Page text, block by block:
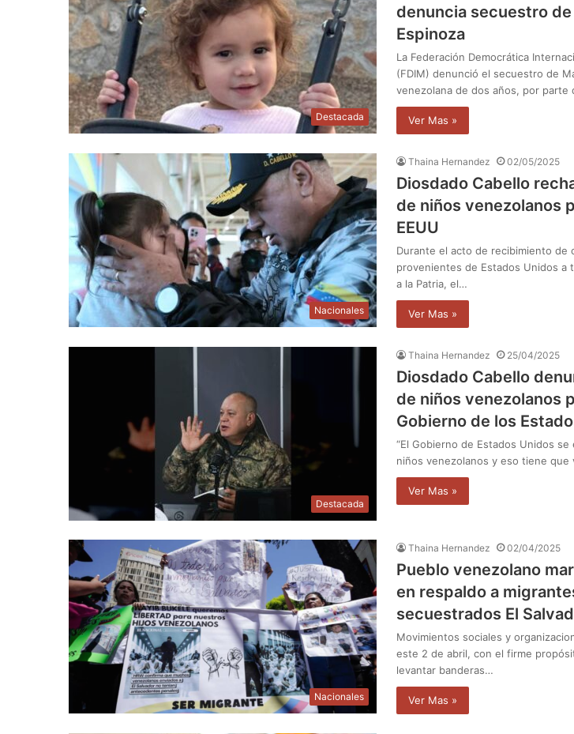
Destacada
denuncia secuestro
Espinoza
La Federación Democrática
(FDIM) denunció el secuestro de
venezolana de dos años, por parte
Ver Mas »
Nacionales
Thaina Hernandez 02/05/2025
Diosdado Cabello
de niños venezolanos
EEUU
Durante el acto de recibimiento de
provenientes de Estados Unidos a
a la Patria, el…
Ver Mas »
Destacada
Thaina Hernandez 25/04/2025
Diosdado Cabello
de niños venezolanos
Gobierno de los
“El Gobierno de Estados Unidos
niños venezolanos y eso tiene
Ver Mas »
Nacionales
Thaina Hernandez 02/04/2025
Pueblo venezolano
en respaldo a
secuestrados El
Movimientos sociales y
este 2 de abril, con el firme
levantar banderas…
Ver Mas »